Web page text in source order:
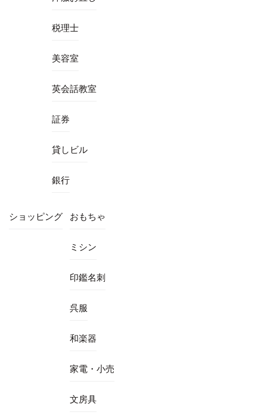
税理士
美容室
英会話教室
証券
貸しビル
銀行
ショッピング おもちゃ
ミシン
印鑑名刺
呉服
和楽器
家電・小売
文房具